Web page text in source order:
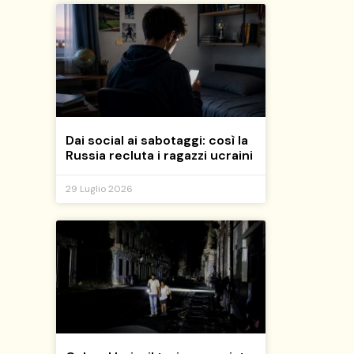
Dai social ai sabotaggi: così la
Russia recluta i ragazzi ucraini
29 Luglio 2026